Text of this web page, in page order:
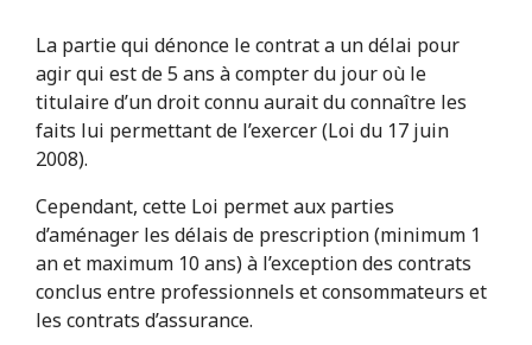
La partie qui dénonce le contrat a un délai pour
agir qui est de 5 ans à compter du jour où le
titulaire d’un droit connu aurait du connaître les
faits lui permettant de l’exercer (Loi du 17 juin
2008).
Cependant, cette Loi permet aux parties
d’aménager les délais de prescription (minimum 1
an et maximum 10 ans) à l’exception des contrats
conclus entre professionnels et consommateurs et
les contrats d’assurance.